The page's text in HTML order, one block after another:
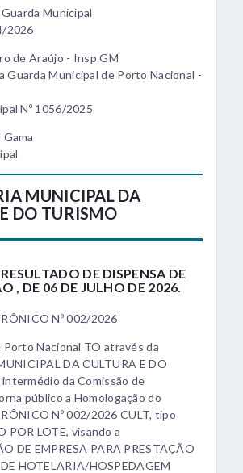
Municipal
2026
de Araújo - Insp.GM
Guarda Municipal de Porto Nacional -
Nº 1056/2025
MUNICIPAL DA
DO TURISMO
DE DISPENSA DE
, DE 06 DE JULHO DE 2026.
Nº 002/2026
Nacional TO através da
DA CULTURA E DO
da Comissão de
público a Homologação do
Nº 002/2026 CULT, tipo
POR LOTE, visando a
DE EMPRESA PARA PRESTAÇÃO
HOTELARIA/HOSPEDAGEM